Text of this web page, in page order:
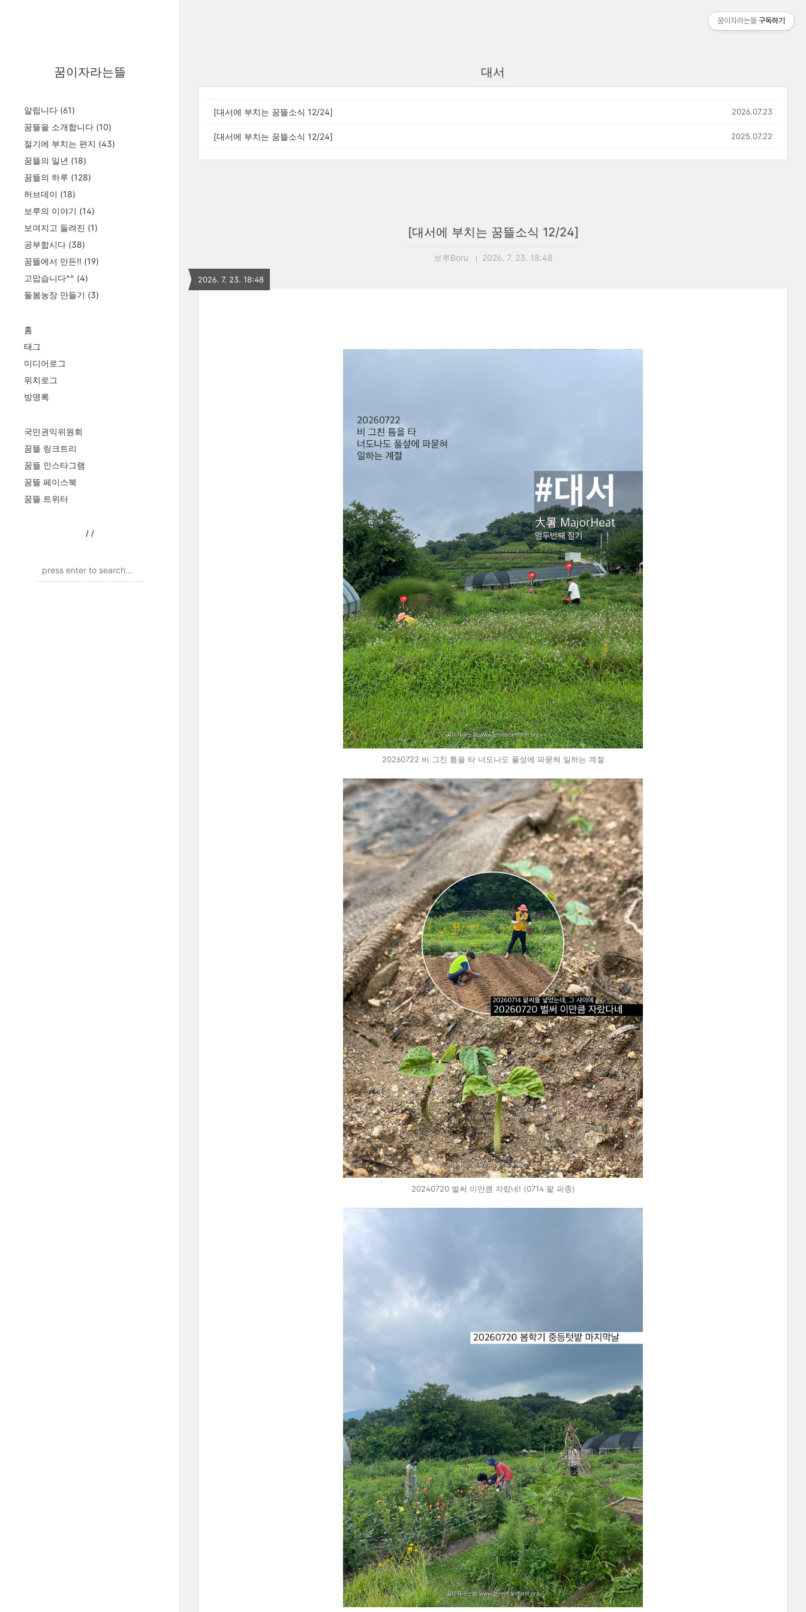
꿈이자라는뜰
알립니다 (61)
꿈뜰을 소개합니다 (10)
절기에 부치는 편지 (43)
꿈뜰의 일년 (18)
꿈뜰의 하루 (128)
허브데이 (18)
보루의 이야기 (14)
보여지고 들려진 (1)
공부합시다 (38)
꿈뜰에서 만든!! (19)
고맙습니다^^ (4)
돌봄농장 만들기 (3)
홈
태그
미디어로그
위치로그
방명록
국민권익위원회
꿈뜰 링크트리
꿈뜰 인스타그램
꿈뜰 페이스북
꿈뜰 트위터
/ /
대서
[대서에 부치는 꿈뜰소식 12/24] 2026.07.23
[대서에 부치는 꿈뜰소식 12/24] 2025.07.22
[대서에 부치는 꿈뜰소식 12/24]
보루Boru 2026. 7. 23. 18:48
2026. 7. 23. 18:48
20260722 비 그친 틈을 타 너도나도 풀섶에 파묻혀 일하는 계절
20240720 벌써 이만큼 자랐네! (0714 팥 파종)
꿈이자라는뜰 구독하기